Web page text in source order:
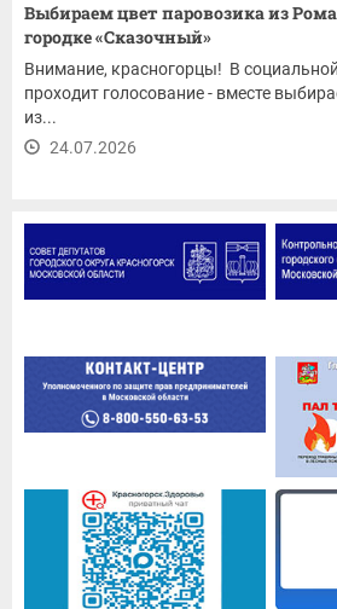
Выбираем цвет паровозика из
городке «Сказочный»
Внимание, красногорцы! В
проходит голосование - вместе
из...
24.07.2026